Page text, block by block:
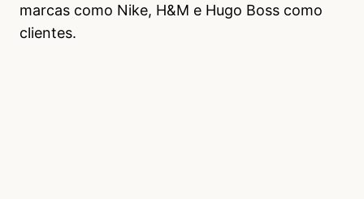
marcas como Nike, H&M e Hugo Boss como
clientes.